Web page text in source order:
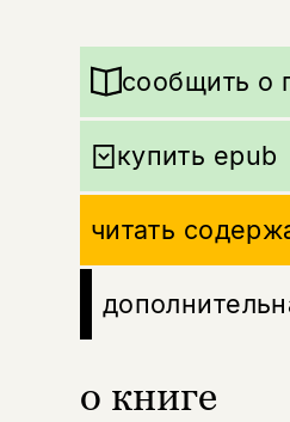
о книге
сообщить о
купить epub
читать